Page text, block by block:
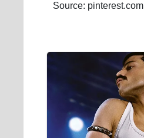
Source: pinterest.com